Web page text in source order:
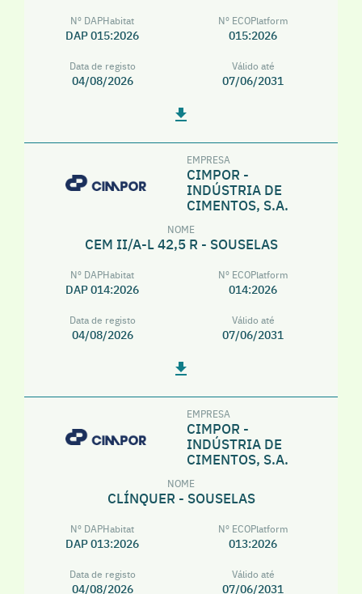
Nº DAPHabitat
DAP 015:2026
Nº ECOPlatform
015:2026
Data de registo
04/08/2026
Válido até
07/06/2031
EMPRESA
CIMPOR -
INDÚSTRIA DE
CIMENTOS, S.A.
NOME
CEM II/A-L 42,5 R - SOUSELAS
Nº DAPHabitat
DAP 014:2026
Nº ECOPlatform
014:2026
Data de registo
04/08/2026
Válido até
07/06/2031
EMPRESA
CIMPOR -
INDÚSTRIA DE
CIMENTOS, S.A.
NOME
CLÍNQUER - SOUSELAS
Nº DAPHabitat
DAP 013:2026
Nº ECOPlatform
013:2026
Data de registo
04/08/2026
Válido até
07/06/2031